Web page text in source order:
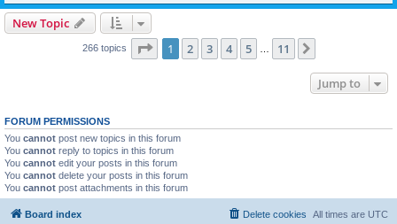
New Topic
266 topics Page 1of 11
1 2 3 4 5 11
Jump to
FORUM PERMISSIONS
You cannot post new topics in this forum
You cannot reply to topics in this forum
You cannot edit your posts in this forum
You cannot delete your posts in this forum
You cannot post attachments in this forum
Board index All times are UTC
Delete cookies